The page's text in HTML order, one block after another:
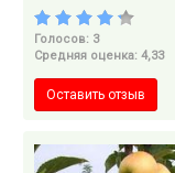
Голосов: 3
Средняя оценка: 4,33
Оставить отзыв